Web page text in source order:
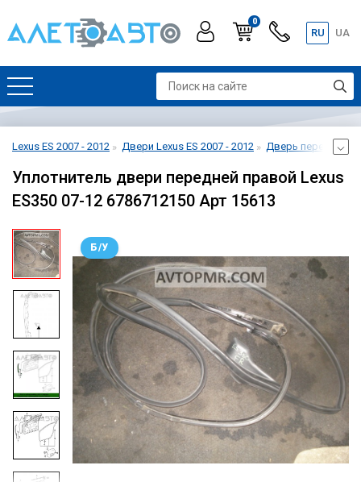
0
RU UA
Lexus ES 2007 - 2012 Двери Lexus ES 2007 - 2012 Дверь передняя
Уплотнитель двери передней правой Lexus
ES350 07-12 6786712150 Арт 15613
Б/У